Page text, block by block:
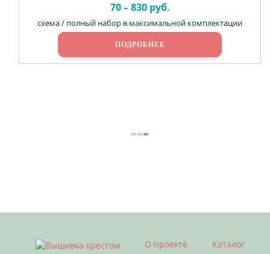
70 – 830 руб.
схема / полный набор в максимальной комплектации
ПОДРОБНЕЕ
О проекте Каталог